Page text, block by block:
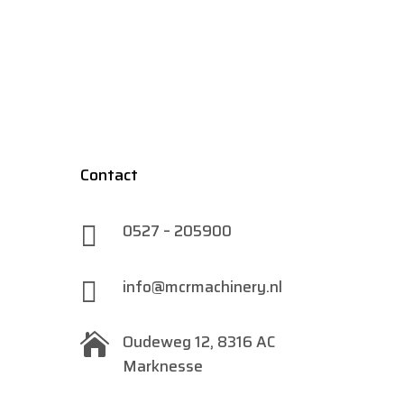
Contact
 0527 – 205900
 info@mcrmachinery.nl

Oudeweg 12, 8316 AC
Marknesse